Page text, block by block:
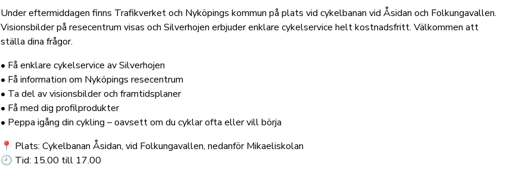
Under eftermiddagen finns Trafikverket och Nyköpings kommun på plats vid cykelbanan vid Åsidan och Folkungavallen.
Visionsbilder på resecentrum visas och Silverhojen erbjuder enklare cykelservice helt kostnadsfritt. Välkommen att
ställa dina frågor.
• Få enklare cykelservice av Silverhojen
• Få information om Nyköpings resecentrum
• Ta del av visionsbilder och framtidsplaner
• Få med dig profilprodukter
• Peppa igång din cykling – oavsett om du cyklar ofta eller vill börja
📍 Plats: Cykelbanan Åsidan, vid Folkungavallen, nedanför Mikaeliskolan
🕘 Tid: 15.00 till 17.00